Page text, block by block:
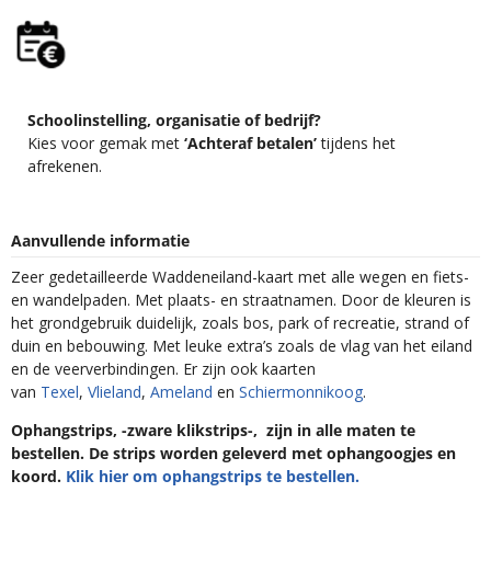
Schoolinstelling, organisatie of bedrijf?
Kies voor gemak met ‘Achteraf betalen’tijdens het
afrekenen.
Aanvullende informatie
Zeer gedetailleerde Waddeneiland-kaart met alle wegen en fiets-
en wandelpaden. Met plaats- en straatnamen. Door de kleuren is
het grondgebruik duidelijk, zoals bos, park of recreatie, strand of
duin en bebouwing. Met leuke extra’s zoals de vlag van het eiland
en de veerverbindingen. Er zijn ook kaarten
van Texel, Vlieland, Ameland en Schiermonnikoog.
Ophangstrips, -zware klikstrips-, zijn in alle maten te
bestellen. De strips worden geleverd met ophangoogjes en
koord. Klik hier om ophangstrips te bestellen.